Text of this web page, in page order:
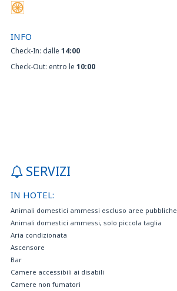
INFO
Check-In: dalle 14:00
Check-Out: entro le 10:00
SERVIZI
IN HOTEL:
Animali domestici ammessi escluso aree pubbliche
Animali domestici ammessi, solo piccola taglia
Aria condizionata
Ascensore
Bar
Camere accessibili ai disabili
Camere non fumatori